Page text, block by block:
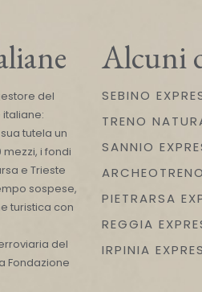
del
tutela un
i fondi
e Trieste
sospese,
turistica con
del
Fondazione
Alcuni
SEBINO
TRENO
SANNIO
PIETRARSA
REGGIA
IRPINIA